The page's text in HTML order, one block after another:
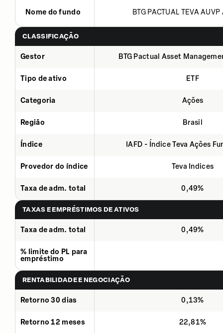
Nome do fundo BTG PACTUAL TEVA
CLASSIFICAÇÃO
Gestor BTG Pactual Asset
Tipo de ativo ETF
Categoria Ações
Região Brasil
Índice IAFD - Índice Teva Ações
Provedor do índice Teva Indices
Taxa de adm. total 0,49%
TAXAS E EMPRÉSTIMOS DE ATIVOS
Taxa de adm. total 0,49%
% limite do PL para
empréstimo
RENTABILIDADE E NEGOCIAÇÃO
Retorno 30 dias 0,13%
Retorno 12 meses 22,81%